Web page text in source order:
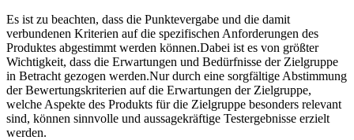
Es ist zu beachten, dass die Punktevergabe und die damit
verbundenen Kriterien auf die spezifischen Anforderungen des
Produktes abgestimmt werden können.Dabei ist es von größter
Wichtigkeit, dass die Erwartungen und Bedürfnisse der Zielgruppe
in Betracht gezogen werden.Nur durch eine sorgfältige Abstimmung
der Bewertungskriterien auf die Erwartungen der Zielgruppe,
welche Aspekte des Produkts für die Zielgruppe besonders relevant
sind, können sinnvolle und aussagekräftige Testergebnisse erzielt
werden.